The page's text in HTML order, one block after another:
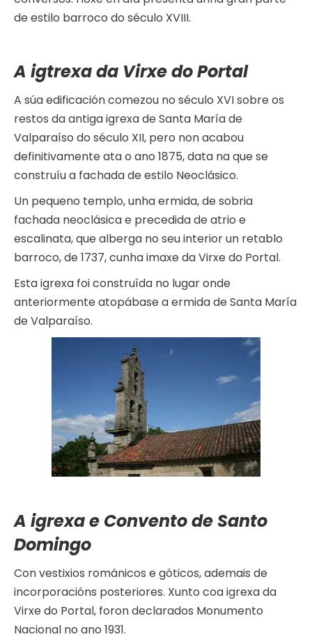
de estilo barroco do século XVIII.
A igtrexa da Virxe do Portal
A súa edificación comezou no século XVI sobre os
restos da antiga igrexa de Santa María de
Valparaíso do século XII, pero non acabou
definitivamente ata o ano 1875, data na que se
construíu a fachada de estilo Neoclásico.
Un pequeno templo, unha ermida, de sobria
fachada neoclásica e precedida de atrio e
escalinata, que alberga no seu interior un retablo
barroco, de 1737, cunha imaxe da Virxe do Portal.
Esta igrexa foi construída no lugar onde
anteriormente atopábase a ermida de Santa María
de Valparaíso.
A igrexa e Convento de Santo
Domingo
Con vestixios románicos e góticos, ademais de
incorporacións posteriores. Xunto coa igrexa da
Virxe do Portal, foron declarados Monumento
Nacional no ano 1931.